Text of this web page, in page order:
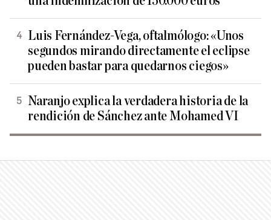
Luis Fernández-Vega, oftalmólogo: «Unos
segundos mirando directamente el eclipse
pueden bastar para quedarnos ciegos»
Naranjo explica la verdadera historia de la
rendición de Sánchez ante Mohamed VI